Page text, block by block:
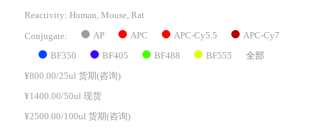
Reactivity: Human, Mouse, Rat
Conjugate: AP APC APC-Cy5.5 APC-Cy7
BF350 BF405 BF488 BF555 全部
¥800.00/25ul 货期(咨询)
¥1400.00/50ul 现货
¥2500.00/100ul 货期(咨询)